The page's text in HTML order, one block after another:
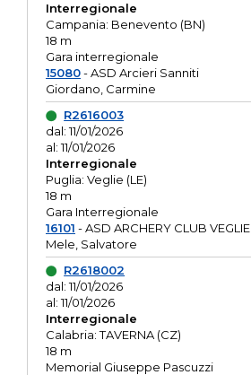
Interregionale
Campania: Benevento (BN)
18 m
Gara interregionale
15080- ASD Arcieri Sanniti
Giordano, Carmine
R2616003
dal: 11/01/2026
al: 11/01/2026
Interregionale
Puglia: Veglie (LE)
18 m
Gara Interregionale
16101 - ASD ARCHERY CLUB VEGLIE
Mele, Salvatore
R2618002
dal: 11/01/2026
al: 11/01/2026
Interregionale
Calabria: TAVERNA (CZ)
18 m
Memorial Giuseppe Pascuzzi